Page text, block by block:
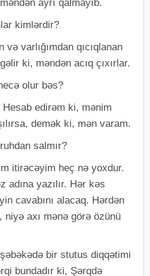
ayrı qalmayıb.
kimlərdir?
varlığımdan qıcıqlanan
ki, məndən acıq çıxırlar.
olur bəs?
edirəm ki, mənim
demək ki, mən varam.
salmır?
itirəcəyim heç nə yoxdur.
adına yazılır. Hər kəs
cavabını alacaq. Hərdən
axı mənə görə özünü
bir stutus diqqətimi
bundadır ki, Şərqdə